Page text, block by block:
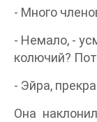
- Много
- Немало, -
колючий?
- Эйра,
Она